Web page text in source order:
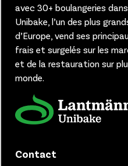
avec 30+ boulangeries
Unibake, l’un des plus
d’Europe, vend ses
frais et surgelés sur les
et de la restauration sur
monde.
Contact